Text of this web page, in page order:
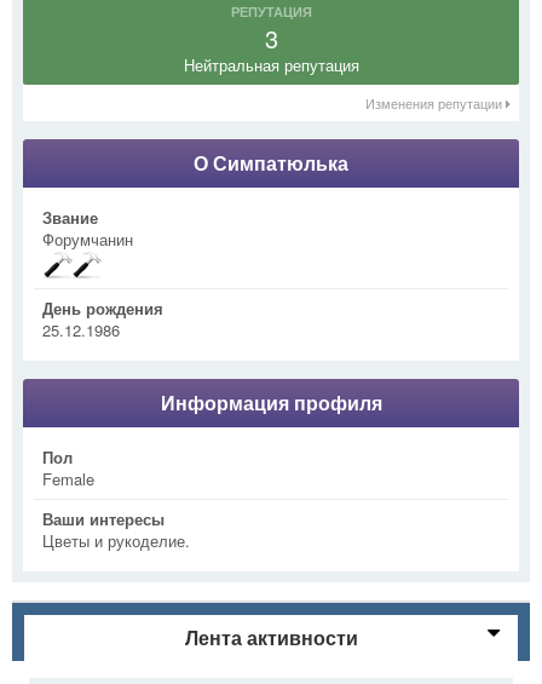
РЕПУТАЦИЯ
3
Нейтральная репутация
Изменения репутации
О Симпатюлька
Звание
Форумчанин
День рождения
25.12.1986
Информация профиля
Пол
Female
Ваши интересы
Цветы и рукоделие.
Лента активности